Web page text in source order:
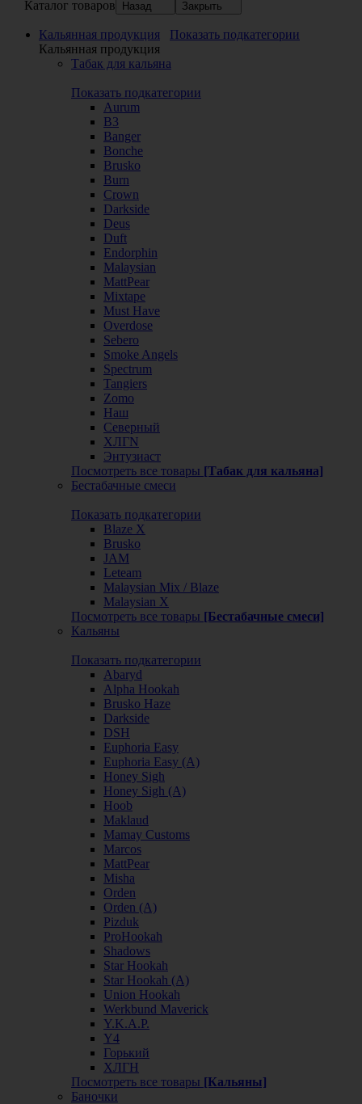
Каталог товаров Назад Закрыть
Кальянная продукция
Показать подкатегории
Кальянная продукция
Табак для кальяна
Показать подкатегории
Aurum
B3
Banger
Bonche
Brusko
Burn
Crown
Darkside
Deus
Duft
Endorphin
Malaysian
MattPear
Mixtape
Must Have
Overdose
Sebero
Smoke Angels
Spectrum
Tangiers
Zomo
Наш
Северный
ХЛГN
Энтузиаст
Посмотреть все товары [Табак для кальяна]
Бестабачные смеси
Показать подкатегории
Blaze X
Brusko
JAM
Leteam
Malaysian Mix / Blaze
Malaysian X
Посмотреть все товары [Бестабачные смеси]
Кальяны
Показать подкатегории
Abaryd
Alpha Hookah
Brusko Haze
Darkside
DSH
Euphoria Easy
Euphoria Easy (А)
Honey Sigh
Honey Sigh (А)
Hoob
Maklaud
Mamay Customs
Marcos
MattPear
Misha
Orden
Orden (А)
Pizduk
ProHookah
Shadows
Star Hookah
Star Hookah (А)
Union Hookah
Werkbund Maverick
Y.K.A.P.
Y4
Горький
ХЛГН
Посмотреть все товары [Кальяны]
Баночки